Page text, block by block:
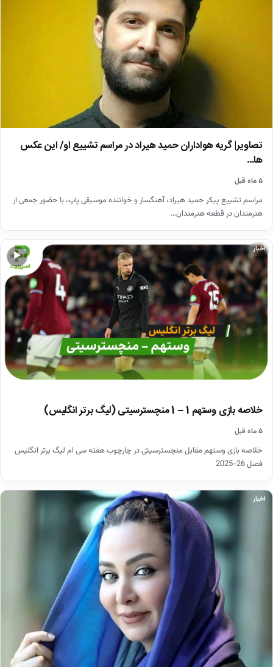
تصاویر| گریه هواداران حمید هیراد در مراسم تشییع او/ این عکس
ها…
۵ ماه قبل
مراسم تشییع پیکر حمید هیراد، آهنگساز و خواننده موسیقی پاپ، با حضور جمعی از
هنرمندان در قطعه هنرمندان…
▶
اخبار
خلاصه بازی وستهم 1 – 1 منچسترسیتی (لیگ برتر انگلیس)
۵ ماه قبل
خلاصه بازی وستهم مقابل منچسترسیتی در چارچوب هفته سی ام لیگ برتر انگلیس
فصل 26-2025
اخبار